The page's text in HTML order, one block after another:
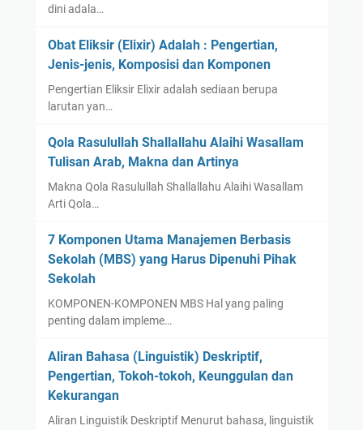
dini adala…
Obat Eliksir (Elixir) Adalah : Pengertian,
Jenis-jenis, Komposisi dan Komponen
Pengertian Eliksir Elixir adalah sediaan berupa
larutan yan…
Qola Rasulullah Shallallahu Alaihi Wasallam
Tulisan Arab, Makna dan Artinya
Makna Qola Rasulullah Shallallahu Alaihi Wasallam
Arti Qola…
7 Komponen Utama Manajemen Berbasis
Sekolah (MBS) yang Harus Dipenuhi Pihak
Sekolah
KOMPONEN-KOMPONEN MBS Hal yang paling
penting dalam impleme…
Aliran Bahasa (Linguistik) Deskriptif,
Pengertian, Tokoh-tokoh, Keunggulan dan
Kekurangan
Aliran Linguistik Deskriptif Menurut bahasa, linguistik